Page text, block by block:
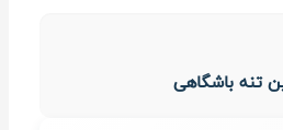
تنه باشگاهی